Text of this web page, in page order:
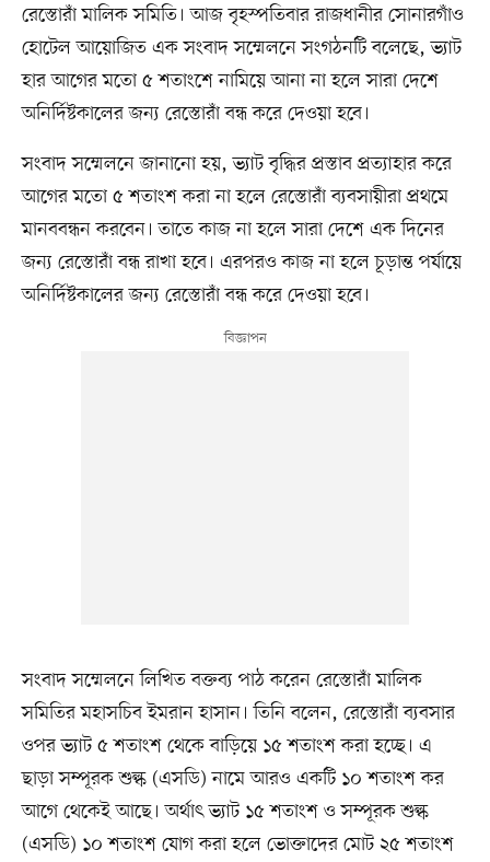
রেস্তোরাঁ মালিক সমিতি। আজ বৃহস্পতিবার রাজধানীর সোনারগাঁও
হোটেল আয়োজিত এক সংবাদ সম্মেলনে সংগঠনটি বলেছে, ভ্যাট
হার আগের মতো ৫ শতাংশে নামিয়ে আনা না হলে সারা দেশে
অনির্দিষ্টকালের জন্য রেস্তোরাঁ বন্ধ করে দেওয়া হবে।
সংবাদ সম্মেলনে জানানো হয়, ভ্যাট বৃদ্ধির প্রস্তাব প্রত্যাহার করে
আগের মতো ৫ শতাংশ করা না হলে রেস্তোরাঁ ব্যবসায়ীরা প্রথমে
মানববন্ধন করবেন। তাতে কাজ না হলে সারা দেশে এক দিনের
জন্য রেস্তোরাঁ বন্ধ রাখা হবে। এরপরও কাজ না হলে চূড়ান্ত পর্যায়ে
অনির্দিষ্টকালের জন্য রেস্তোরাঁ বন্ধ করে দেওয়া হবে।
সংবাদ সম্মেলনে লিখিত বক্তব্য পাঠ করেন রেস্তোরাঁ মালিক
সমিতির মহাসচিব ইমরান হাসান। তিনি বলেন, রেস্তোরাঁ ব্যবসার
ওপর ভ্যাট ৫ শতাংশ থেকে বাড়িয়ে ১৫ শতাংশ করা হচ্ছে। এ
ছাড়া সম্পূরক শুল্ক (এসডি) নামে আরও একটি ১০ শতাংশ কর
আগে থেকেই আছে। অর্থাৎ ভ্যাট ১৫ শতাংশ ও সম্পূরক শুল্ক
(এসডি) ১০ শতাংশ যোগ করা হলে ভোক্তাদের মোট ২৫ শতাংশ